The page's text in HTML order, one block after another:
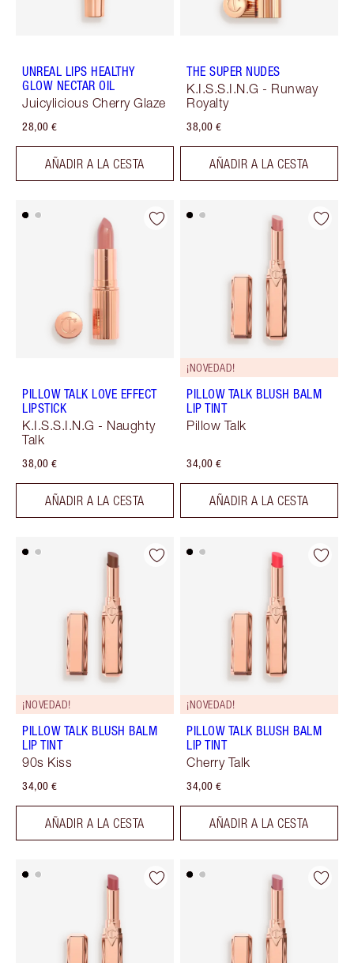
UNREAL LIPS HEALTHY
GLOW NECTAR OIL
Juicylicious Cherry Glaze
28,00 €
AÑADIR A LA CESTA
THE SUPER NUDES
K.I.S.S.I.N.G - Runway
Royalty
38,00 €
AÑADIR A LA CESTA
PILLOW TALK LOVE EFFECT
LIPSTICK
K.I.S.S.I.N.G - Naughty
Talk
38,00 €
AÑADIR A LA CESTA
¡NOVEDAD!
PILLOW TALK BLUSH BALM
LIP TINT
Pillow Talk
34,00 €
AÑADIR A LA CESTA
¡NOVEDAD!
PILLOW TALK BLUSH BALM
LIP TINT
90s Kiss
34,00 €
AÑADIR A LA CESTA
¡NOVEDAD!
PILLOW TALK BLUSH BALM
LIP TINT
Cherry Talk
34,00 €
AÑADIR A LA CESTA